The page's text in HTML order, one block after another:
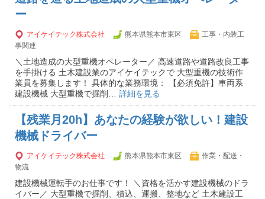
ー
アイケイテック株式会社 熊本県熊本市東区
工事・内装工
事関連
＼土地造成の大型重機オペレーター／ 高速道路や道路改良工事
を手掛ける 土木建設業のアイケイテックで 大型重機の技術作
業員を募集します！ 具体的な業務環境： 【必須免許】車両系
建設機械 大型重機で掘削… 詳細を見る
【残業月20h】あなたの経験が欲しい！建設
機械ドライバー
アイケイテック株式会社 熊本県熊本市東区
作業・配送・
物流
建設機械運転手のお仕事です！ ＼資格を活かす建設機械のドラ
イバー／ 大型重機で掘削、積込、運搬、整地など 土木建設工